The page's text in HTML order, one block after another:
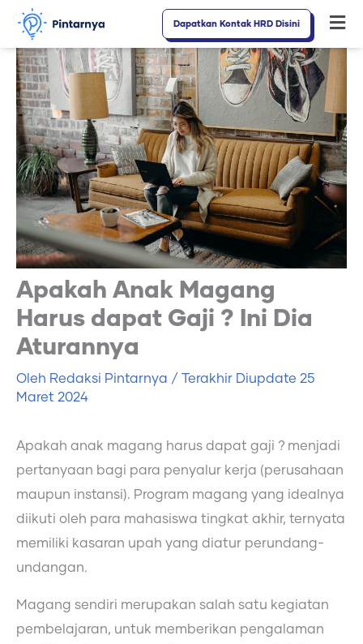
Lewati
konten
Dapatkan Kontak HRD Disini
Apakah Anak Magang
Harus dapat Gaji ? Ini Dia
Aturannya
Oleh Redaksi Pintarnya / Terakhir Diupdate 25
Maret 2024
Apakah anak magang harus dapat gaji ? menjadi
pertanyaan bagi para penyalur kerja (perusahaan
maupun instansi). Program magang yang idealnya
diikuti oleh para mahasiswa tingkat akhir, ternyata
memiliki kasaran upah yang diatur perundang-
undangan.
Magang sendiri merupakan salah satu kegiatan
pembelajaran, untuk memberikan pengalaman